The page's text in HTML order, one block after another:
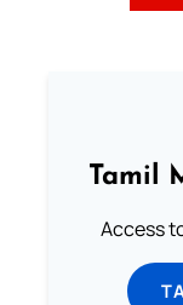
Tamil
Access